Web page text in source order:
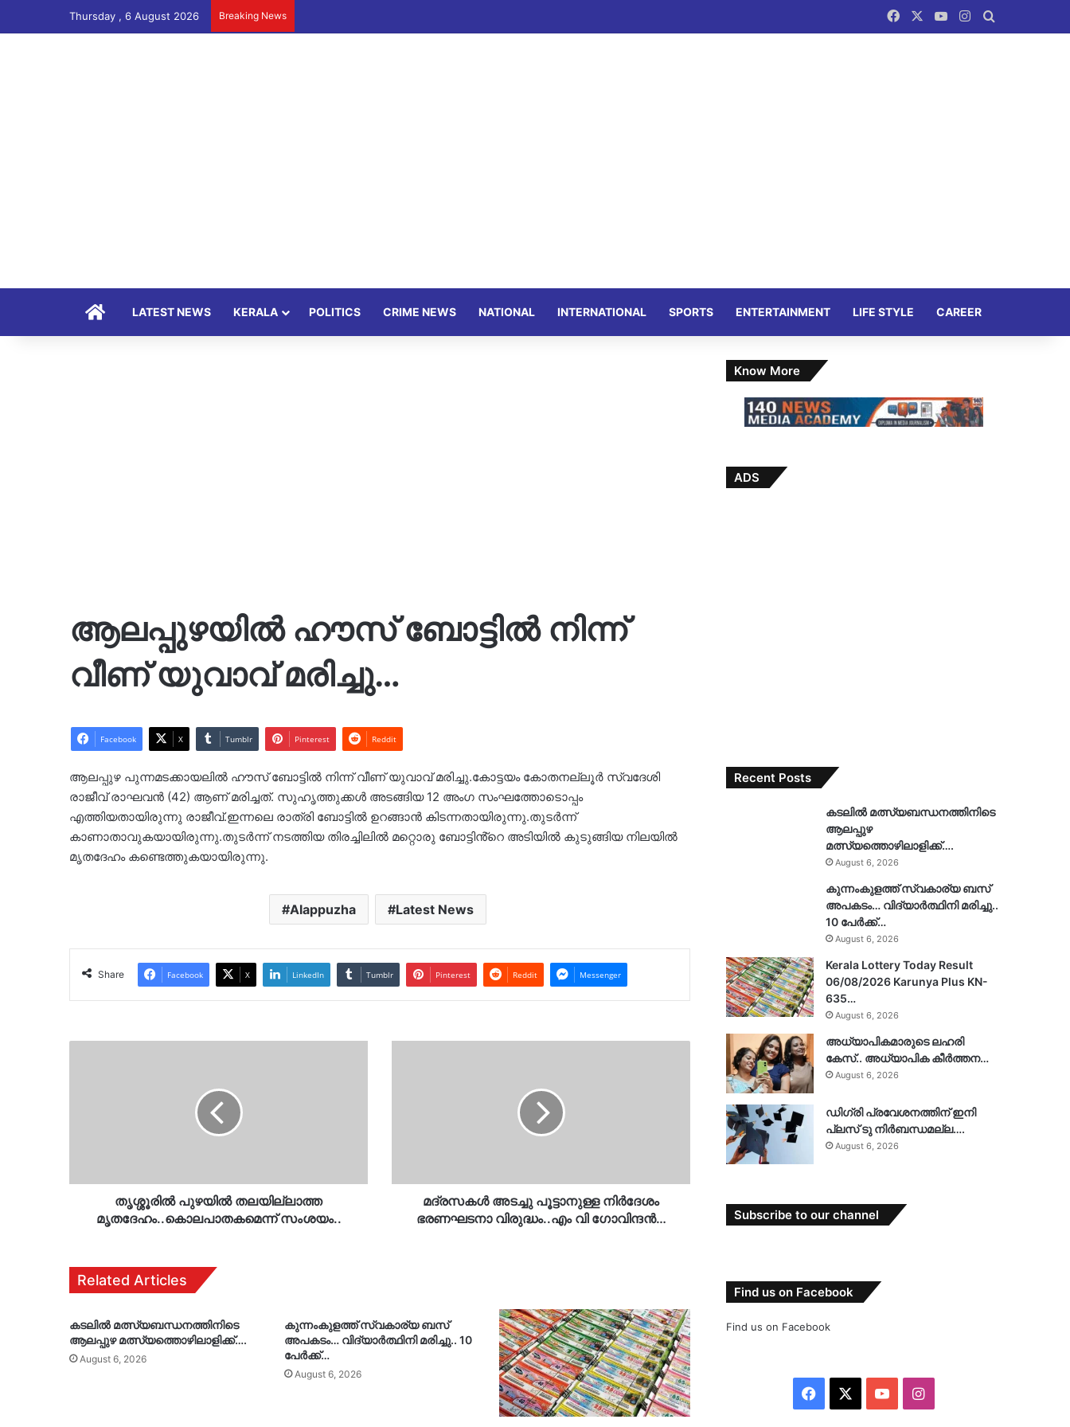
Thursday , 6 August 2026 Breaking News FacebookYouTubeInstagram
HomeLATEST NEWS KERALA POLITICS CRIME NEWS NATIONAL INTERNATIONAL SPORTS ENTERTAINMENT LIFE STYLE CAREER
ആലപ്പുഴയിൽ ഹൗസ് ബോട്ടിൽ നിന്ന്
വീണ് യുവാവ് മരിച്ചു…
Facebook X Tumblr Pinterest Reddit
ആലപ്പുഴ പുന്നമടക്കായലിൽ ഹൗസ് ബോട്ടിൽ നിന്ന് വീണ് യുവാവ് മരിച്ചു.കോട്ടയം കോതനല്ലൂർ സ്വദേശി
രാജീവ് രാഘവൻ (42) ആണ് മരിച്ചത്. സുഹൃത്തുക്കൾ അടങ്ങിയ 12 അംഗ സംഘത്തോടൊപ്പം
എത്തിയതായിരുന്നു രാജീവ്.ഇന്നലെ രാത്രി ബോട്ടിൽ ഉറങ്ങാൻ കിടന്നതായിരുന്നു.തുടർന്ന്
കാണാതാവുകയായിരുന്നു.തുടർന്ന് നടത്തിയ തിരച്ചിലിൽ മറ്റൊരു ബോട്ടിൻ്റെ അടിയിൽ കുടുങ്ങിയ നിലയിൽ
മൃതദേഹം കണ്ടെത്തുകയായിരുന്നു.
Alappuzha Latest News
Share Facebook X LinkedIn Tumblr Pinterest Reddit Messenger
മൃതദേഹം..കൊലപാതകമെന്ന്
തൃശ്ശൂരിൽ പുഴയിൽ തലയില്ലാത്ത
മൃതദേഹം..കൊലപാതകമെന്ന് സംശയം..
മദ്രസകള്‍ അടച്ചു പൂട്ടാനുള്ള നിര്‍ദേശം
ഭരണഘടനാ വിരുദ്ധം..എം വി ഗോവിന്ദന്‍…
Related Articles
കടലിൽ മത്സ്യബന്ധനത്തിനിടെ
ആലപ്പുഴ മത്സ്യത്തൊഴിലാളിക്ക്….
August 6, 2026
കുന്നംകുളത്ത് സ്വകാര്യ ബസ്
അപകടം… വിദ്യാർത്ഥിനി മരിച്ചു.. 10
പേർക്ക്…
August 6, 2026
Know More
ADS
Recent Posts
കടലിൽ മത്സ്യബന്ധനത്തിനിടെ
ആലപ്പുഴ
മത്സ്യത്തൊഴിലാളിക്ക്….
August 6, 2026
കുന്നംകുളത്ത് സ്വകാര്യ ബസ്
അപകടം… വിദ്യാർത്ഥിനി മരിച്ചു..
10 പേർക്ക്…
August 6, 2026
Kerala Lottery Today Result
06/08/2026 Karunya Plus KN-
635…
August 6, 2026
അധ്യാപികമാരുടെ ലഹരി
കേസ്.. അധ്യാപിക കീർത്തന…
August 6, 2026
ഡിഗ്രി പ്രവേശനത്തിന് ഇനി
പ്ലസ് ടു നിർബന്ധമല്ല….
August 6, 2026
Subscribe to our channel
Find us on Facebook
Find us on Facebook
Facebook YouTubeInstagram